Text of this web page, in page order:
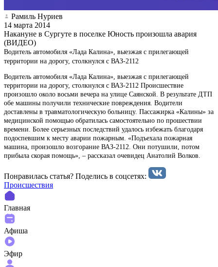
Рамиль Нуриев
14 марта 2014
Накануне в Сургуте в поселке Юность произошла авария
(ВИДЕО)
Водитель автомобиля «Лада Калина», выезжая с прилегающей
территории на дорогу, столкнулся с ВАЗ-2112
Водитель автомобиля «Лада Калина», выезжая с прилегающей
территории на дорогу, столкнулся с ВАЗ-2112 Происшествие
произошло около восьми вечера на улице Саянской. В результате ДТП
обе машины получили технические повреждения. Водители
доставлены в травматологическую больницу. Пассажирка «Калины» за
медицинской помощью обратилась самостоятельно по прошествии
времени. Более серьезных последствий удалось избежать благодаря
подоспевшим к месту аварии пожарным. «Подъехала пожарная
машина, произошло возгорание ВАЗ-2112. Они потушили, потом
прибыла скорая помощь», – рассказал очевидец Анатолий Волков.
Понравилась статья? Поделиcь в соцсетях:
Происшествия
Главная
Афиша
Эфир